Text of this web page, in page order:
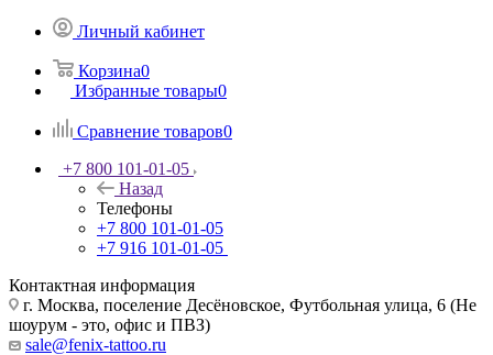
Личный кабинет
Корзина0
Избранные товары0
Сравнение товаров0
+7 800 101-01-05
Назад
Телефоны
+7 800 101-01-05
+7 916 101-01-05
Контактная информация
г. Москва, поселение Десёновское, Футбольная улица, 6 (Не
шоурум - это, офис и ПВЗ)
sale@fenix-tattoo.ru